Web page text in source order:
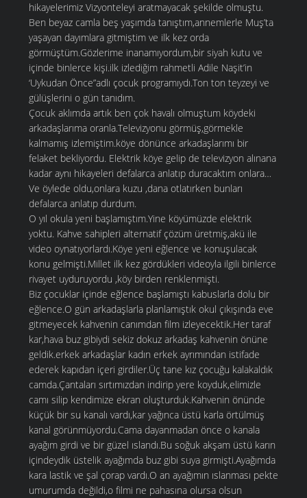
hikayelerimiz Vizyonteleyi aratmayacak şekilde olmuştu.
Ben beyaz camla beş yaşımda tanıştım,annemlerle Muş’ta
yaşayan dayımlara gitmiştim ve ilk kez orda
görmüştüm.Gözlerime inanamıyordum,bir siyah kutu ve
içinde binlerce kişi.ilk izlediğim rahmetli Adile Naşit’in
‘Uykudan Önce”adlı çocuk programıydı.Ton ton teyzeyi ve
gülüşlerini o gün tanıdım.
Çocuk aklımda artık ben çok havalı olmuştum köydeki
arkadaşlarıma oranla.Televizyonu görmüş,görmekle
kalmamış izlemiştim.köye dönünce arkadaşlarımı bir
felaket bekliyordu. Elektrik köye gelip de televizyon alınana
kadar aynı hikayeleri defalarca anlatıp duracaktım onlara…
Ve öylede oldu,onlara kuzu ,dana otlatırken bunları
defalarca anlatıp durdum.
O yıl okula yeni başlamıştım.Yine köyümüzde elektrik
yoktu. Kahve sahipleri alternatif çözüm üretmiş,akü ile
video oynatıyorlardı.Köye yeni eğlence ve konuşulacak
konu gelmişti.Millet ilk kez gördükleri videoyla ilgili binlerce
rivayet uyduruyordu ,köy birden renklenmişti.
Biz çocuklar içinde eğlence başlamıştı kabuslarla dolu bir
eğlence.O gün arkadaşlarla planlamıştık okul çıkışında eve
gitmeyecek kahvenin canımdan film izleyecektik.Her taraf
kar,hava buz gibiydi sekiz dokuz arkadaş kahvenin önüne
geldik.erkek arkadaşlar kadın erkek ayrımından istifade
ederek kapıdan içeri girdiler.Üç tane kız çocuğu kalakaldık
camda.Çantaları sırtımızdan indirip yere koyduk,elimizle
camı silip kendimize ekran oluşturduk.Kahvenin önünde
küçük bir su kanalı vardı,kar yağınca üstü karla örtülmüş
kanal görünmüyordu.Cama dayanmadan önce o kanala
ayağım girdi ve bir güzel ıslandı.Bu soğuk akşam üstü karın
içindeydik üstelik ayağımda buz gibi suya girmişti.Ayağımda
kara lastik ve şal çorap vardı.O an ayağımın ıslanması pekte
umurumda değildi,o filmi ne pahasına olursa olsun